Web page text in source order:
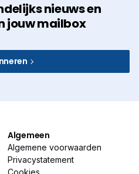
nieuws en
jouw mailbox
Algemeen
Algemene voorwaarden
Privacystatement
Cookies